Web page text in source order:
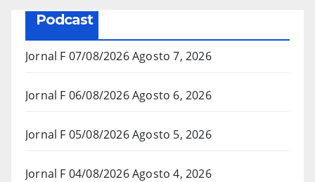
Podcast
Jornal F 07/08/2026Agosto 7, 2026
Jornal F 06/08/2026Agosto 6, 2026
Jornal F 05/08/2026Agosto 5, 2026
Jornal F 04/08/2026Agosto 4, 2026